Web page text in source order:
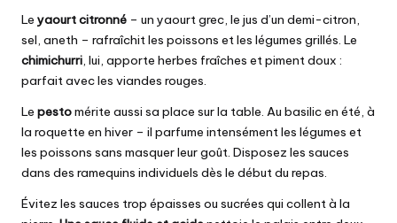
Le yaourt citronné – un yaourt grec, le jus d’un demi-citron,
sel, aneth – rafraîchit les poissons et les légumes grillés. Le
chimichurri, lui, apporte herbes fraîches et piment doux :
parfait avec les viandes rouges.
Le pestomérite aussi sa place sur la table. Au basilic en été, à
la roquette en hiver – il parfume intensément les légumes et
les poissons sans masquer leur goût. Disposez les sauces
dans des ramequins individuels dès le début du repas.
Évitez les sauces trop épaisses ou sucrées qui collent à la